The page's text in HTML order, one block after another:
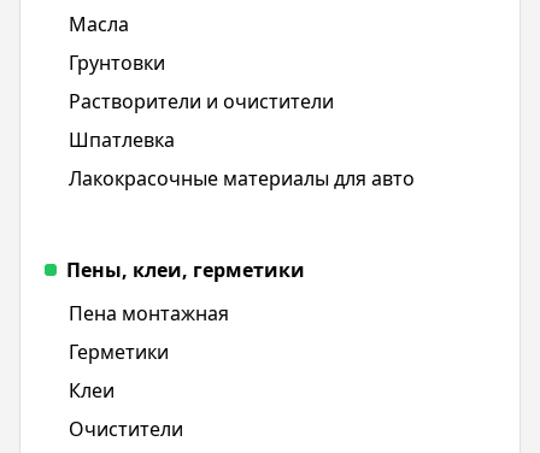
Масла
Грунтовки
Растворители и очистители
Шпатлевка
Лакокрасочные материалы для авто
Пены, клеи, герметики
Пена монтажная
Герметики
Клеи
Очистители